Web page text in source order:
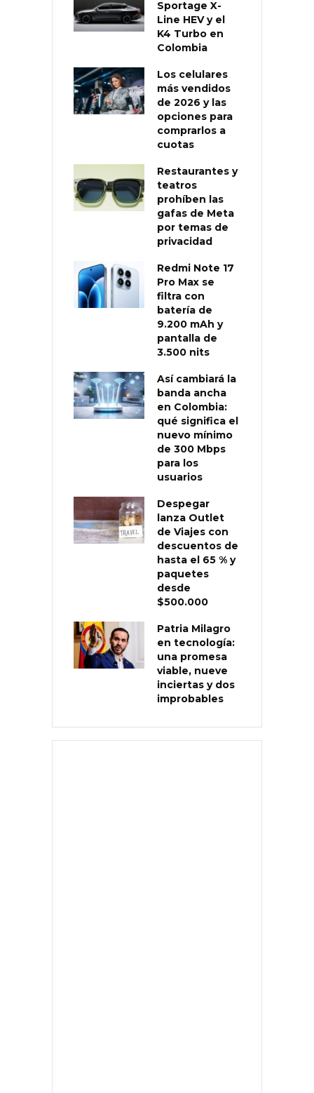
Sportage X-
Line HEV y el
K4 Turbo en
Colombia
Los celulares
más vendidos
de 2026 y las
opciones para
comprarlos a
cuotas
Restaurantes y
teatros
prohíben las
gafas de Meta
por temas de
privacidad
Redmi Note 17
Pro Max se
filtra con
batería de
9.200 mAh y
pantalla de
3.500 nits
Así cambiará la
banda ancha
en Colombia:
qué significa el
nuevo mínimo
de 300 Mbps
para los
usuarios
Despegar
lanza Outlet
de Viajes con
descuentos de
hasta el 65 % y
paquetes
desde
$500.000
Patria Milagro
en tecnología:
una promesa
viable, nueve
inciertas y dos
improbables